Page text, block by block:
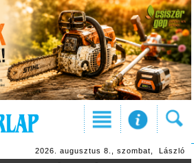
2026. augusztus 8., szombat, László